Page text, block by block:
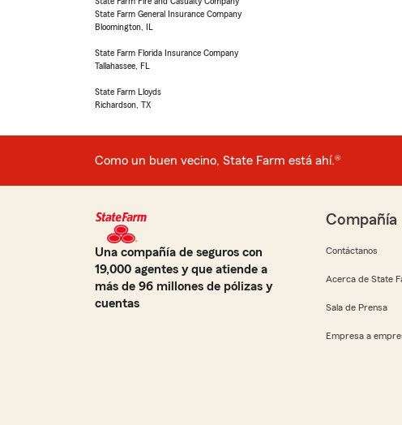
State Farm General Insurance Company
Bloomington, IL
State Farm Florida Insurance Company
Tallahassee, FL
State Farm Lloyds
Richardson, TX
Como un buen vecino, State Farm está ahí.®
Una compañía de seguros con
19,000 agentes y que atiende a
más de 96 millones de pólizas y
cuentas
Compañía
Contáctanos
Acerca de State
Sala de Prensa
Empresa a